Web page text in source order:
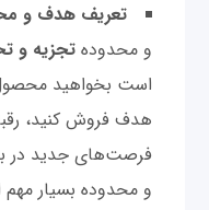
تعریف هدف و
و محدوده تجزیه و
است بخواهید
هدف فروش کنید،
فرصت‌های جدید در
و محدوده بسیار